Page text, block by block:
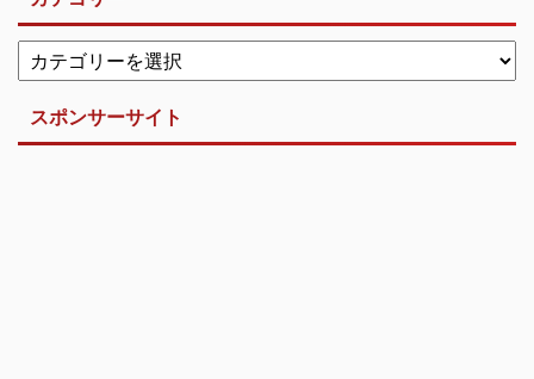
スポンサーサイト